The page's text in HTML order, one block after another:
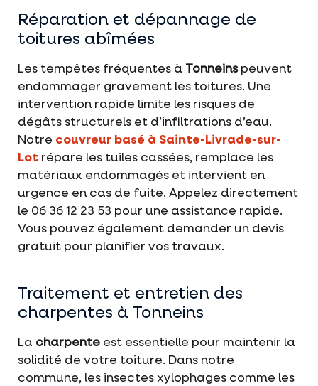
Réparation et dépannage de
toitures abîmées
Les tempêtes fréquentes à Tonneinspeuvent
endommager gravement les toitures. Une
intervention rapide limite les risques de
dégâts structurels et d’infiltrations d’eau.
Notre couvreur basé à Sainte-Livrade-sur-
Lot répare les tuiles cassées, remplace les
matériaux endommagés et intervient en
urgence en cas de fuite. Appelez directement
le 06 36 12 23 53 pour une assistance rapide.
Vous pouvez également demander un devis
gratuit pour planifier vos travaux.
Traitement et entretien des
charpentes à Tonneins
La charpente est essentielle pour maintenir la
solidité de votre toiture. Dans notre
commune, les insectes xylophages comme les